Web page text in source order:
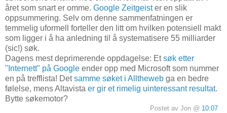
året som snart er omme. Google Zeitgeister en slik
oppsummering. Selv om denne sammenfatningen er
temmelig uformell forteller den litt om hvilken potensiell makt
som ligger i å ha anledning til å systematisere 55 milliarder
(sic!) søk.
Dagens mest deprimerende oppdagelse: Etsøk etter
"Internett" på Google ender opp med Microsoft som nummer
en på trefflista! Detsamme søket i Alltheweb ga en bedre
følelse, mens Altavista er gir et rimelig uinteressant resultat.
Bytte søkemotor?
Postet av Jon @ 10:07